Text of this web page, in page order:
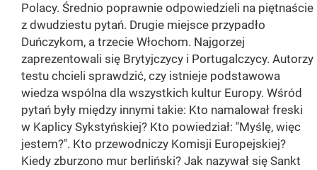
Polacy. Średnio poprawnie odpowiedzieli na piętnaście
z dwudziestu pytań. Drugie miejsce przypadło
Duńczykom, a trzecie Włochom. Najgorzej
zaprezentowali się Brytyjczycy i Portugalczycy. Autorzy
testu chcieli sprawdzić, czy istnieje podstawowa
wiedza wspólna dla wszystkich kultur Europy. Wśród
pytań były między innymi takie: Kto namalował freski
w Kaplicy Sykstyńskiej? Kto powiedział: "Myślę, więc
jestem?". Kto przewodniczy Komisji Europejskiej?
Kiedy zburzono mur berliński? Jak nazywał się Sankt